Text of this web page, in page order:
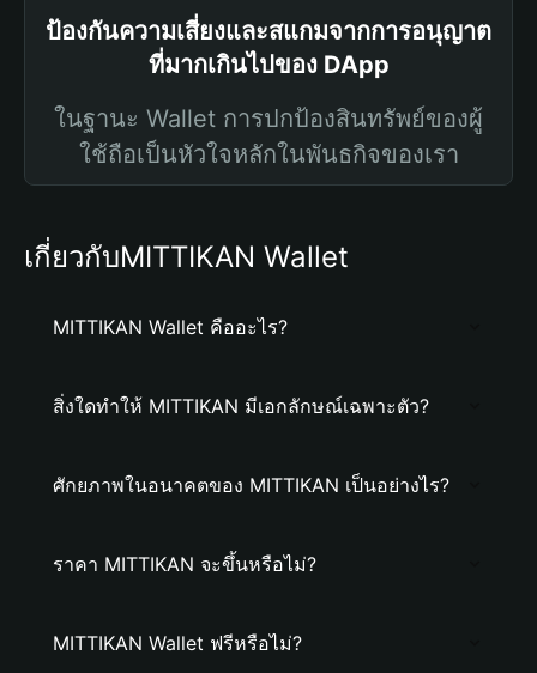
ป้องกันความเสี่ยงและสแกมจากการอนุญาต
ที่มากเกินไปของ DApp
ในฐานะ Wallet การปกป้องสินทรัพย์ของผู้
ใช้ถือเป็นหัวใจหลักในพันธกิจของเรา
เกี่ยวกับMITTIKAN Wallet
MITTIKAN Wallet คืออะไร?
สิ่งใดทำให้ MITTIKAN มีเอกลักษณ์เฉพาะตัว?
ศักยภาพในอนาคตของ MITTIKAN เป็นอย่างไร?
ราคา MITTIKAN จะขึ้นหรือไม่?
MITTIKAN Wallet ฟรีหรือไม่?